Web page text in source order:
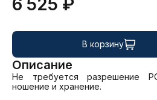
6 525 ₽
В корзину
Описание
Не требуется разрешение
ношение и хранение.